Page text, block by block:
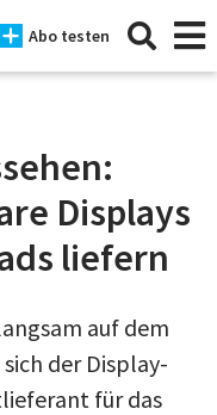
Abo testen
Displays
liefern
auf dem
der Display-
für das